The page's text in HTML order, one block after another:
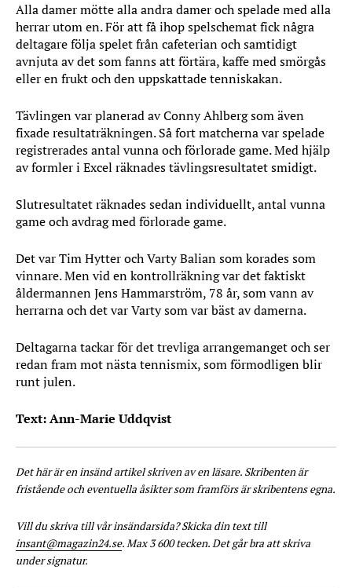
Alla damer mötte alla andra damer och spelade med alla
herrar utom en. För att få ihop spelschemat fick några
deltagare följa spelet från cafeterian och samtidigt
avnjuta av det som fanns att förtära, kaffe med smörgås
eller en frukt och den uppskattade tenniskakan.
Tävlingen var planerad av Conny Ahlberg som även
fixade resultaträkningen. Så fort matcherna var spelade
registrerades antal vunna och förlorade game. Med hjälp
av formler i Excel räknades tävlingsresultatet smidigt.
Slutresultatet räknades sedan individuellt, antal vunna
game och avdrag med förlorade game.
Det var Tim Hytter och Varty Balian som korades som
vinnare. Men vid en kontrollräkning var det faktiskt
åldermannen Jens Hammarström, 78 år, som vann av
herrarna och det var Varty som var bäst av damerna.
Deltagarna tackar för det trevliga arrangemanget och ser
redan fram mot nästa tennismix, som förmodligen blir
runt julen.
Text: Ann-Marie Uddqvist
Det här är en insänd artikel skriven av en läsare. Skribenten är
fristående och eventuella åsikter som framförs är skribentens egna.
Vill du skriva till vår insändarsida? Skicka din text till
insant@magazin24.se. Max 3 600 tecken. Det går bra att skriva
under signatur.